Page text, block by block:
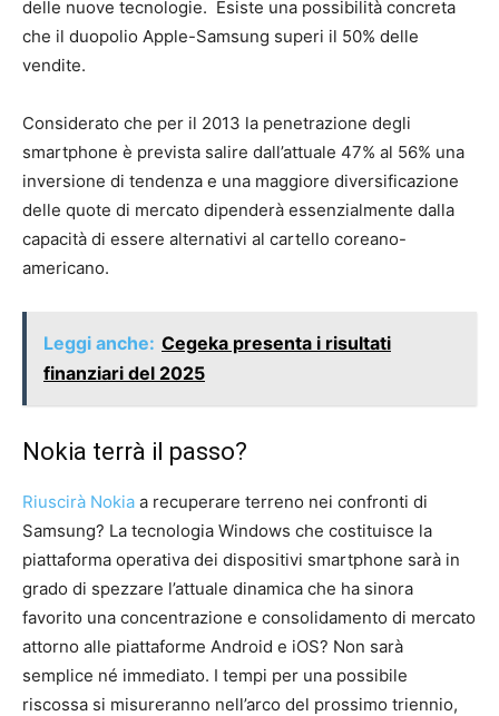
delle nuove tecnologie. Esiste una possibilità concreta
che il duopolio Apple-Samsung superi il 50% delle
vendite.
Considerato che per il 2013 la penetrazione degli
smartphone è prevista salire dall’attuale 47% al 56% una
inversione di tendenza e una maggiore diversificazione
delle quote di mercato dipenderà essenzialmente dalla
capacità di essere alternativi al cartello coreano-
americano.
Leggi anche: Cegeka presenta i risultati
finanziari del 2025
Nokia terrà il passo?
Riuscirà Nokia a recuperare terreno nei confronti di
Samsung? La tecnologia Windows che costituisce la
piattaforma operativa dei dispositivi smartphone sarà in
grado di spezzare l’attuale dinamica che ha sinora
favorito una concentrazione e consolidamento di mercato
attorno alle piattaforme Android e iOS? Non sarà
semplice né immediato. I tempi per una possibile
riscossa si misureranno nell’arco del prossimo triennio,